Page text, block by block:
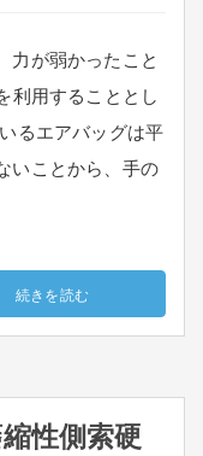
力が弱かったこと
利用することとし
るエアバッグは平
いことから、手の
続きを読む
性側索硬